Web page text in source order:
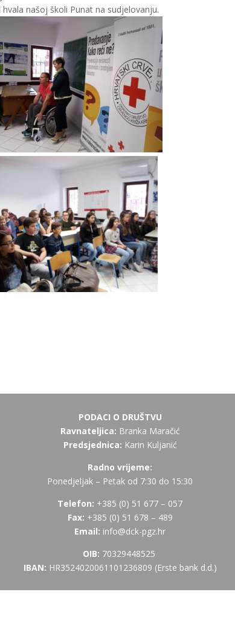
našoj školi Punat na sudjelovanju.
PODACI O DRUŠTVU
Ravnateljica: Branka Maračić
Predsjednica: Karin Kuljanić
Radno vrijeme:
Ponedjeljak – Petak od 7:30 do 15:30
Telefon: +385 (0) 51 677 – 057
Fax: +385 (0) 51 678 – 489
Email: info@dck-pgz.hr
OIB: 70329448525
IBAN: HR3524020061101236809 (Erste bank d.d.)